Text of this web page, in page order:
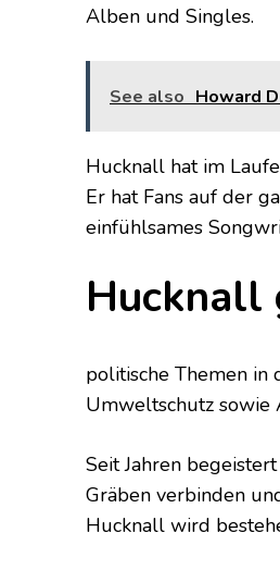
Alben und Singles.
See also Howard
Hucknall hat im
Er hat Fans auf der
einfühlsames
Hucknall
politische Themen in
Umweltschutz sowie
Seit Jahren
Gräben verbinden
Hucknall wird